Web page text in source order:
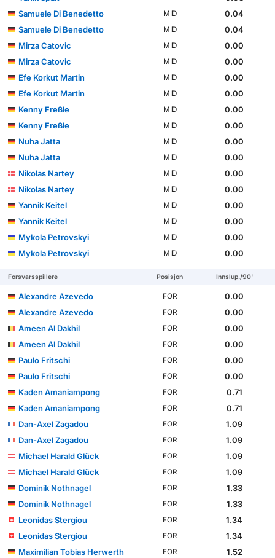
Samuele Di Benedetto
MID
0.04
Samuele Di Benedetto
MID
0.04
Mirza Catovic
MID
0.00
Mirza Catovic
MID
0.00
Efe Korkut Martin
MID
0.00
Efe Korkut Martin
MID
0.00
Kenny Freßle
MID
0.00
Kenny Freßle
MID
0.00
Nuha Jatta
MID
0.00
Nuha Jatta
MID
0.00
Nikolas Nartey
MID
0.00
Nikolas Nartey
MID
0.00
Yannik Keitel
MID
0.00
Yannik Keitel
MID
0.00
Mykola Petrovskyi
MID
0.00
Mykola Petrovskyi
MID 0.00
Forsvarsspillere Posisjon Innslup./90'
Alexandre Azevedo FOR
0.00
Alexandre Azevedo
FOR
0.00
Ameen Al Dakhil
FOR
0.00
Ameen Al Dakhil
FOR
0.00
Paulo Fritschi
FOR
0.00
Paulo Fritschi
FOR
0.00
Kaden Amaniampong
FOR
0.71
Kaden Amaniampong
FOR
0.71
Dan-Axel Zagadou
FOR
1.09
Dan-Axel Zagadou
FOR
1.09
Michael Harald Glück
FOR
1.09
Michael Harald Glück
FOR
1.09
Dominik Nothnagel
FOR
1.33
Dominik Nothnagel
FOR
1.33
Leonidas Stergiou
FOR
1.34
Leonidas Stergiou
FOR
1.34
Maximilian Tobias Herwerth
FOR
1.52